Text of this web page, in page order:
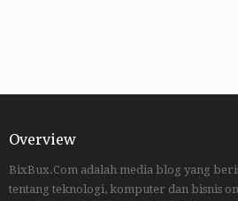
Overview
BixBux.Com adalah media blog yang
tentang teknologi, komputer dan bisnis